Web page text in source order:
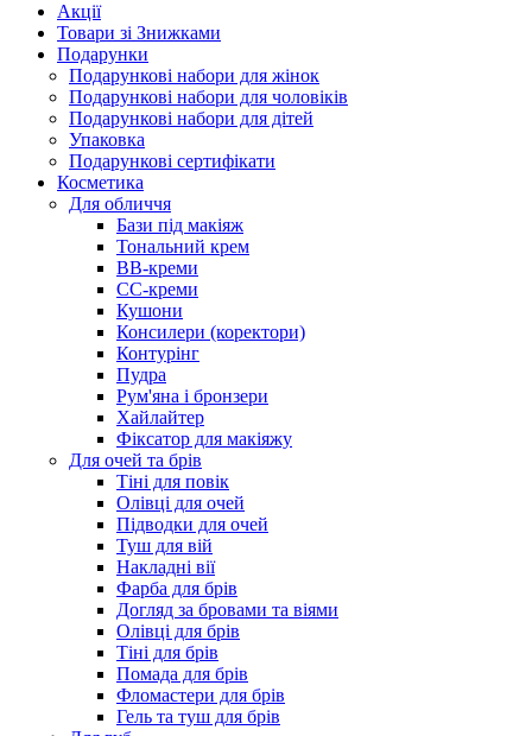
Акції
Товари зі Знижками
Подарунки
Подарункові набори для жінок
Подарункові набори для чоловіків
Подарункові набори для дітей
Упаковка
Подарункові сертифікати
Косметика
Для обличчя
Бази під макіяж
Тональний крем
BB-креми
CC-креми
Кушони
Консилери (коректори)
Контурінг
Пудра
Рум'яна і бронзери
Хайлайтер
Фіксатор для макіяжу
Для очей та брів
Тіні для повік
Олівці для очей
Підводки для очей
Туш для вій
Накладні вії
Фарба для брів
Догляд за бровами та віями
Олівці для брів
Тіні для брів
Помада для брів
Фломастери для брів
Гель та туш для брів